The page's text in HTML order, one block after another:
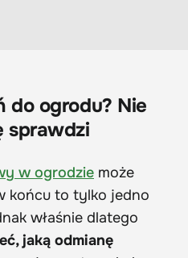
do ogrodu? Nie
sprawdzi
w ogrodzie może
końcu to tylko jedno
właśnie dlatego
jaką odmianę